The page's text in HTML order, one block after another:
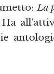
La
Ha